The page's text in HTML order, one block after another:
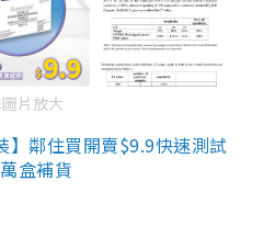
片放大
】鄰住買開賣$9.9快速測試
盒補貨